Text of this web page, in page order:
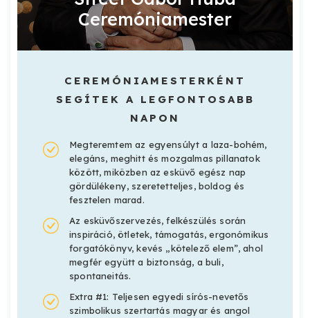
Ceremóniamester
CEREMÓNIAMESTERKÉNT
SEGÍTEK A LEGFONTOSABB
NAPON
Megteremtem az egyensúlyt a laza-bohém,
elegáns, meghitt és mozgalmas pillanatok
között, miközben az esküvő egész nap
gördülékeny, szeretetteljes, boldog és
fesztelen marad.
Az esküvőszervezés, felkészülés során
inspiráció, ötletek, támogatás, ergonómikus
forgatókönyv, kevés „kötelező elem”, ahol
megfér együtt a biztonság, a buli,
spontaneitás.
Extra #1: Teljesen egyedi sírós-nevetős
szimbolikus szertartás magyar és angol